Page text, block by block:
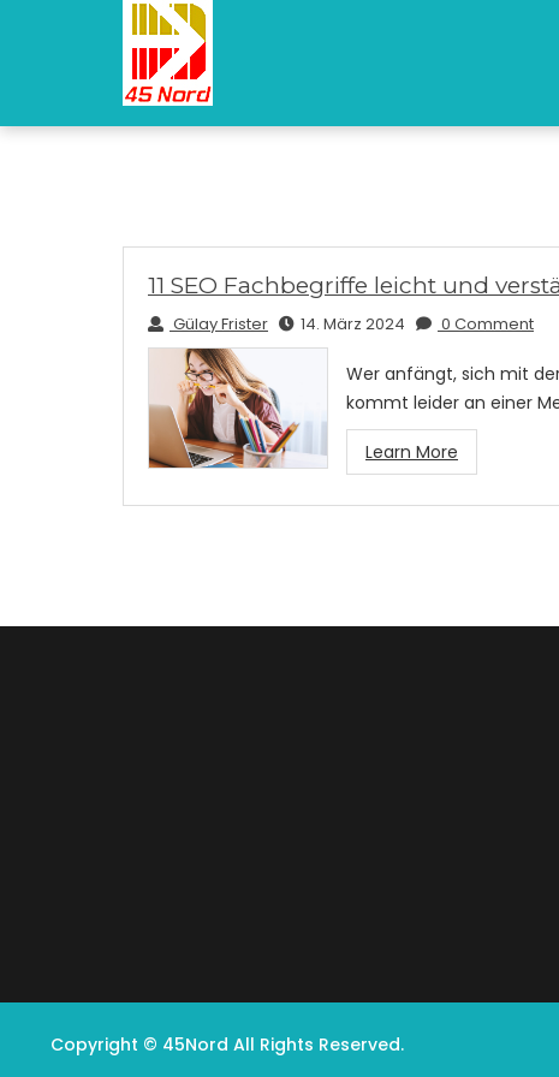
11 SEO Fachbegriffe leicht und
Gülay Frister 14. März 2024 0 Comment
Wer anfängt, sich mit
kommt leider an einer
Learn More
Copyright © 45Nord All Rights Reserved.